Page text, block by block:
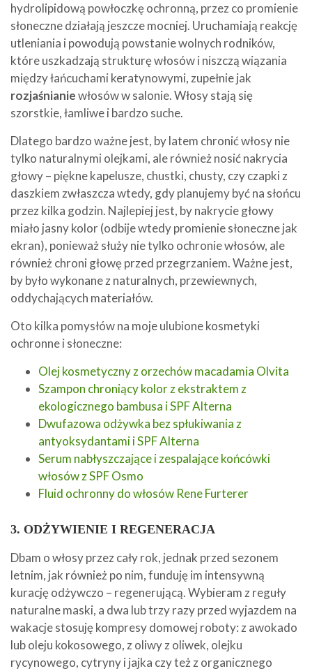
hydrolipidową powłoczkę ochronną, przez co promienie
słoneczne działają jeszcze mocniej. Uruchamiają reakcję
utleniania i powodują powstanie wolnych rodników,
które uszkadzają strukturę włosów i niszczą wiązania
między łańcuchami keratynowymi, zupełnie jak
rozjaśnianiewłosów w salonie. Włosy stają się
szorstkie, łamliwe i bardzo suche.
Dlatego bardzo ważne jest, by latem chronić włosy nie
tylko naturalnymi olejkami, ale również nosić nakrycia
głowy – piękne kapelusze, chustki, chusty, czy czapki z
daszkiem zwłaszcza wtedy, gdy planujemy być na słońcu
przez kilka godzin. Najlepiej jest, by nakrycie głowy
miało jasny kolor (odbije wtedy promienie słoneczne jak
ekran), ponieważ służy nie tylko ochronie włosów, ale
również chroni głowę przed przegrzaniem. Ważne jest,
by było wykonane z naturalnych, przewiewnych,
oddychających materiałów.
Oto kilka pomysłów na moje ulubione kosmetyki
ochronne i słoneczne:
Olej kosmetyczny z orzechów macadamia Olvita
Szampon chroniący kolor z ekstraktem z
ekologicznego bambusa i SPF Alterna
Dwufazowa odżywka bez spłukiwania z
antyoksydantami i SPF Alterna
Serum nabłyszczające i zespalające końcówki
włosów z SPF Osmo
Fluid ochronny do włosów Rene Furterer
3. ODŻYWIENIE I REGENERACJA
Dbam o włosy przez cały rok, jednak przed sezonem
letnim, jak również po nim, funduję im intensywną
kurację odżywczo – regenerującą. Wybieram z reguły
naturalne maski, a dwa lub trzy razy przed wyjazdem na
wakacje stosuję kompresy domowej roboty: z awokado
lub oleju kokosowego, z oliwy z oliwek, olejku
rycynowego, cytryny i jajka czy też z organicznego